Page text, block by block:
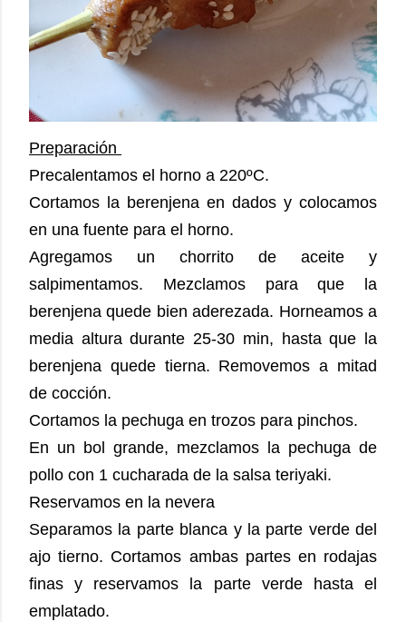
Preparación
Precalentamos el horno a 220ºC.
Cortamos la berenjena en dados y colocamos
en una fuente para el horno.
Agregamos un chorrito de aceite y
salpimentamos. Mezclamos para que la
berenjena quede bien aderezada. Horneamos a
media altura durante 25-30 min, hasta que la
berenjena quede tierna. Removemos a mitad
de cocción.
Cortamos la pechuga en trozos para pinchos.
En un bol grande, mezclamos la pechuga de
pollo con 1 cucharada de la salsa teriyaki.
Reservamos en la nevera
Separamos la parte blanca y la parte verde del
ajo tierno. Cortamos ambas partes en rodajas
finas y reservamos la parte verde hasta el
emplatado.